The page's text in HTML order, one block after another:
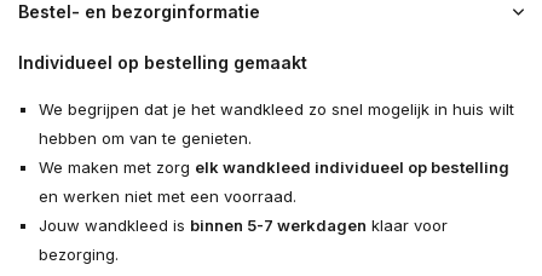
Bestel- en bezorginformatie
Individueel op bestelling gemaakt
We begrijpen dat je het wandkleed zo snel mogelijk in huis wilt
hebben om van te genieten.
We maken met zorg elk wandkleed individueel op bestelling
en werken niet met een voorraad.
Jouw wandkleed is binnen 5-7 werkdagen klaar voor
bezorging.